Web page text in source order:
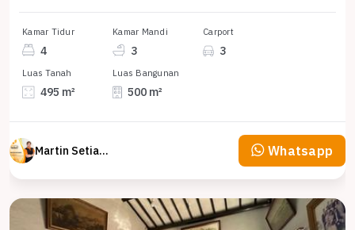
Kamar Tidur
4
Kamar Mandi
3
Carport
3
Luas Tanah
495 m²
Luas Bangunan
500 m²
Martin Setiawan Tjandra Whatsapp